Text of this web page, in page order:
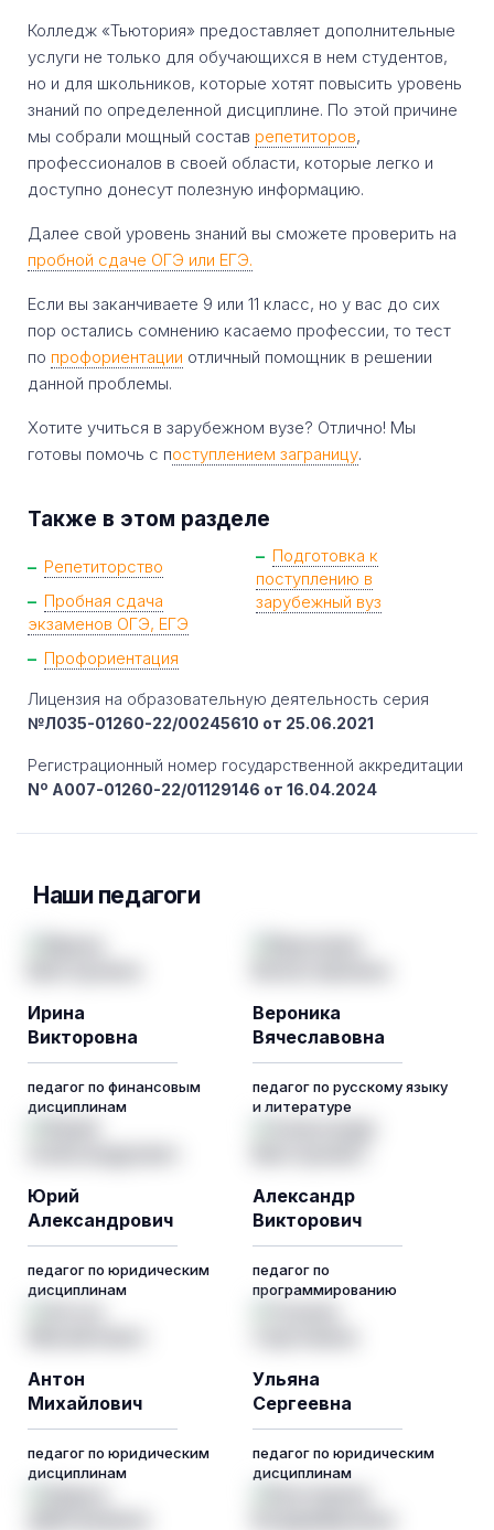
Колледж «Тьютория» предоставляет дополнительные
услуги не только для обучающихся в нем студентов,
но и для школьников, которые хотят повысить уровень
знаний по определенной дисциплине. По этой причине
мы собрали мощный состав репетиторов,
профессионалов в своей области, которые легко и
доступно донесут полезную информацию.
Далее свой уровень знаний вы сможете проверить на
пробной сдаче ОГЭ или ЕГЭ.
Если вы заканчиваете 9 или 11 класс, но у вас до сих
пор остались сомнению касаемо профессии, то тест
по профориентации отличный помощник в решении
данной проблемы.
Хотите учиться в зарубежном вузе? Отлично! Мы
готовы помочь с поступлением заграницу.
Также в этом разделе
Репетиторство
Пробная сдача
экзаменов ОГЭ, ЕГЭ
Профориентация
Подготовка к
поступлению в
зарубежный вуз
Лицензия на образовательную деятельность серия
№Л035-01260-22/00245610 от 25.06.2021
Регистрационный номер государственной аккредитации
Nº A007-01260-22/01129146 от 16.04.2024
Наши педагоги
Ирина
Викторовна
педагог по финансовым
дисциплинам
Вероника
Вячеславовна
педагог по русскому языку
и литературе
Юрий
Александрович
педагог по юридическим
дисциплинам
Александр
Викторович
педагог по
программированию
Антон
Михайлович
педагог по юридическим
дисциплинам
Ульяна
Сергеевна
педагог по юридическим
дисциплинам